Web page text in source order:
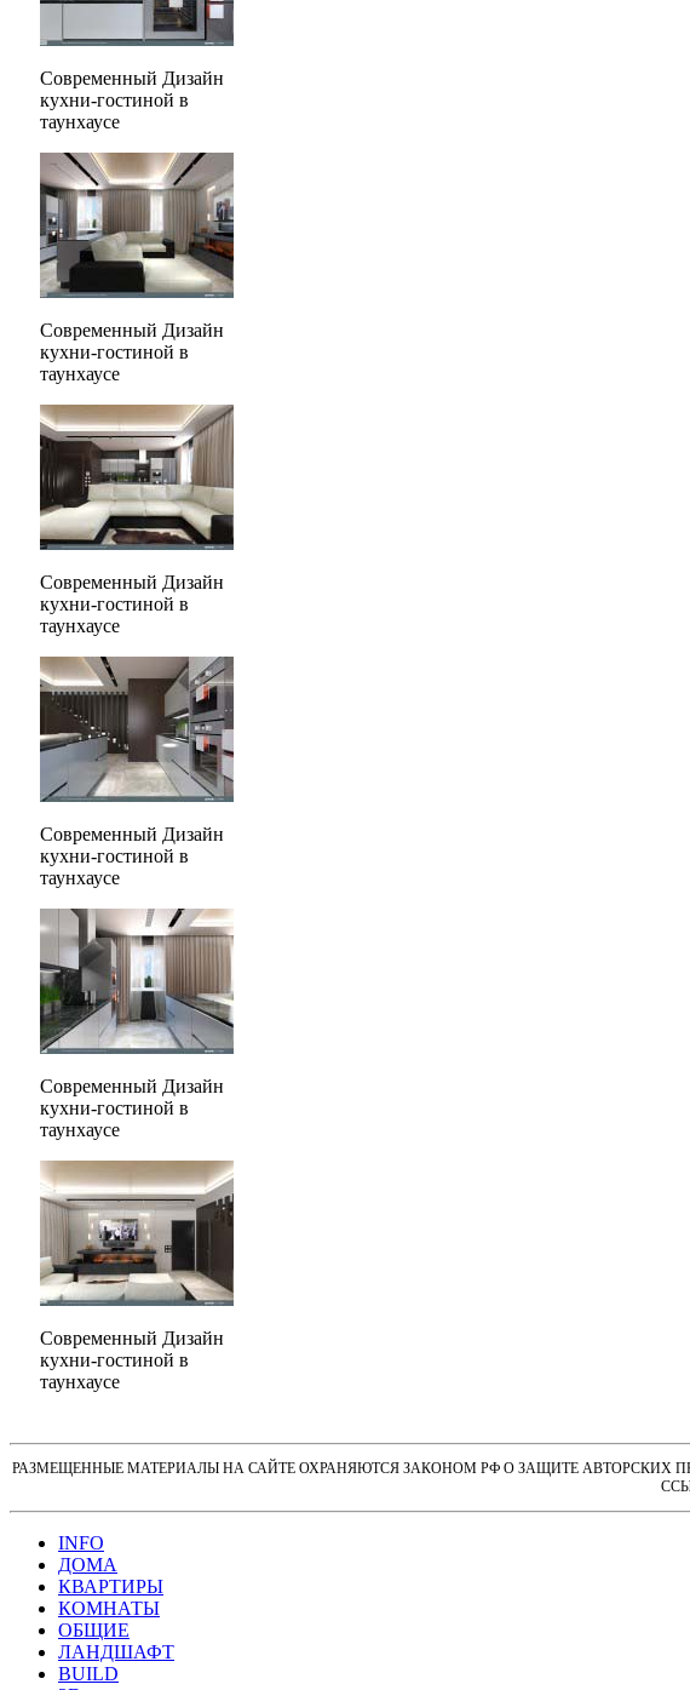
Современный Дизайн
кухни-гостиной в
таунхаусе
Современный Дизайн
кухни-гостиной в
таунхаусе
Современный Дизайн
кухни-гостиной в
таунхаусе
Современный Дизайн
кухни-гостиной в
таунхаусе
Современный Дизайн
кухни-гостиной в
таунхаусе
Современный Дизайн
кухни-гостиной в
таунхаусе
РАЗМЕЩЕННЫЕ МАТЕРИАЛЫ НА САЙТЕ ОХРАНЯЮТСЯ ЗАКОНОМ РФ О ЗАЩИТЕ АВТОРСКИХ
INFO
ДОМА
КВАРТИРЫ
КОМНАТЫ
ОБЩИЕ
ЛАНДШАФТ
BUILD